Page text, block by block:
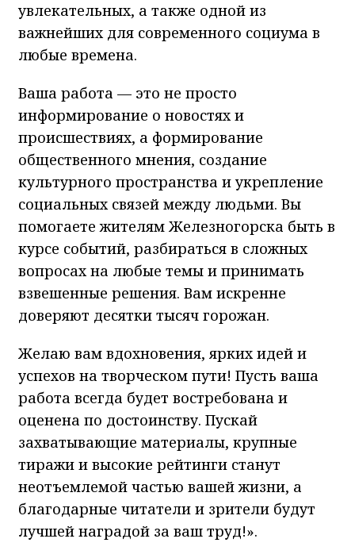
увлекательных, а также одной из
важнейших для современного социума в
любые времена.
Ваша работа — это не просто
информирование о новостях и
происшествиях, а формирование
общественного мнения, создание
культурного пространства и укрепление
социальных связей между людьми. Вы
помогаете жителям Железногорска быть в
курсе событий, разбираться в сложных
вопросах на любые темы и принимать
взвешенные решения. Вам искренне
доверяют десятки тысяч горожан.
Желаю вам вдохновения, ярких идей и
успехов на творческом пути! Пусть ваша
работа всегда будет востребована и
оценена по достоинству. Пускай
захватывающие материалы, крупные
тиражи и высокие рейтинги станут
неотъемлемой частью вашей жизни, а
благодарные читатели и зрители будут
лучшей наградой за ваш труд!».